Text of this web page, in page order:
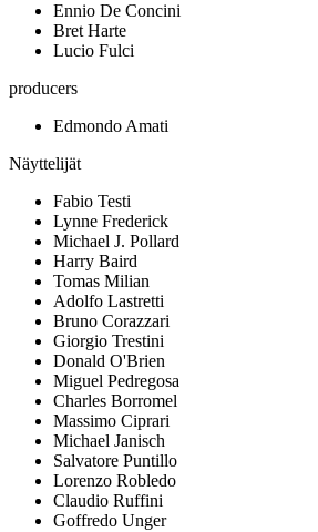
Ennio De Concini
Bret Harte
Lucio Fulci
producers
Edmondo Amati
Näyttelijät
Fabio Testi
Lynne Frederick
Michael J. Pollard
Harry Baird
Tomas Milian
Adolfo Lastretti
Bruno Corazzari
Giorgio Trestini
Donald O'Brien
Miguel Pedregosa
Charles Borromel
Massimo Ciprari
Michael Janisch
Salvatore Puntillo
Lorenzo Robledo
Claudio Ruffini
Goffredo Unger